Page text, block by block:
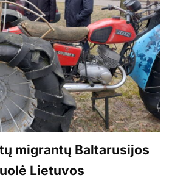
migrantų Baltarusijos
Lietuvos